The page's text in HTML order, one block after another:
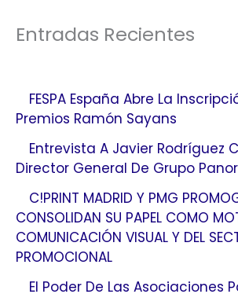
Entradas Recientes
FESPA España Abre La
Premios Ramón Sayans
Entrevista A Javier Rodríguez
Director General De Grupo
C!PRINT MADRID Y PMG
CONSOLIDAN SU PAPEL COMO
COMUNICACIÓN VISUAL Y DEL
PROMOCIONAL
El Poder De Las Asociaciones